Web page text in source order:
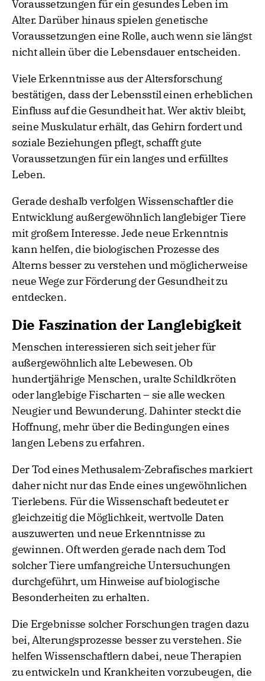
Voraussetzungen für ein gesundes Leben im
Alter. Darüber hinaus spielen genetische
Voraussetzungen eine Rolle, auch wenn sie längst
nicht allein über die Lebensdauer entscheiden.
Viele Erkenntnisse aus der Altersforschung
bestätigen, dass der Lebensstil einen erheblichen
Einfluss auf die Gesundheit hat. Wer aktiv bleibt,
seine Muskulatur erhält, das Gehirn fordert und
soziale Beziehungen pflegt, schafft gute
Voraussetzungen für ein langes und erfülltes
Leben.
Gerade deshalb verfolgen Wissenschaftler die
Entwicklung außergewöhnlich langlebiger Tiere
mit großem Interesse. Jede neue Erkenntnis
kann helfen, die biologischen Prozesse des
Alterns besser zu verstehen und möglicherweise
neue Wege zur Förderung der Gesundheit zu
entdecken.
Die Faszination der Langlebigkeit
Menschen interessieren sich seit jeher für
außergewöhnlich alte Lebewesen. Ob
hundertjährige Menschen, uralte Schildkröten
oder langlebige Fischarten – sie alle wecken
Neugier und Bewunderung. Dahinter steckt die
Hoffnung, mehr über die Bedingungen eines
langen Lebens zu erfahren.
Der Tod eines Methusalem-Zebrafisches markiert
daher nicht nur das Ende eines ungewöhnlichen
Tierlebens. Für die Wissenschaft bedeutet er
gleichzeitig die Möglichkeit, wertvolle Daten
auszuwerten und neue Erkenntnisse zu
gewinnen. Oft werden gerade nach dem Tod
solcher Tiere umfangreiche Untersuchungen
durchgeführt, um Hinweise auf biologische
Besonderheiten zu erhalten.
Die Ergebnisse solcher Forschungen tragen dazu
bei, Alterungsprozesse besser zu verstehen. Sie
helfen Wissenschaftlern dabei, neue Therapien
zu entwickeln und Krankheiten vorzubeugen, die